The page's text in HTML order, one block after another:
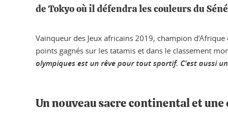
de Tokyo où il défendra les couleurs du
Vainqueur des Jeux africains 2019, champion
points gagnés sur les tatamis et dans le classement
olympiques est un rêve pour tout sportif. C'est aussi
Un nouveau sacre continental et